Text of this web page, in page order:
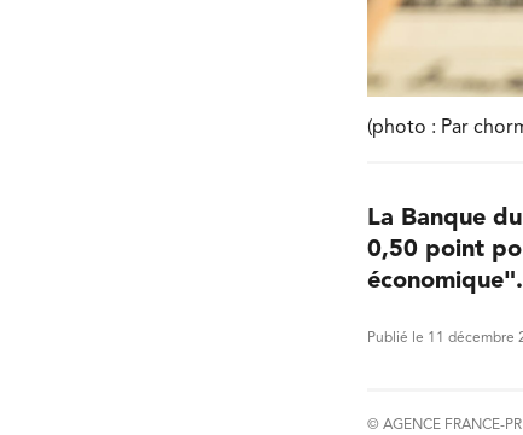
(photo : Par
La Banque
0,50 point
économique".
Publié le 11 décembre
© AGENCE FRANCE-